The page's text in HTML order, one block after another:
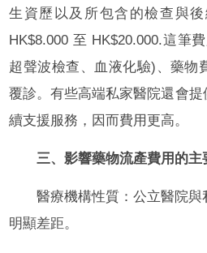
生資歷以及所包含的檢查與
HK$8.000 至 HK$20.000.這筆
超聲波檢查、血液化驗)、藥物
覆診。有些高端私家醫院還會
續支援服務，因而費用更高。
三、影響藥物流產費用的主
醫療機構性質：公立醫院
明顯差距。